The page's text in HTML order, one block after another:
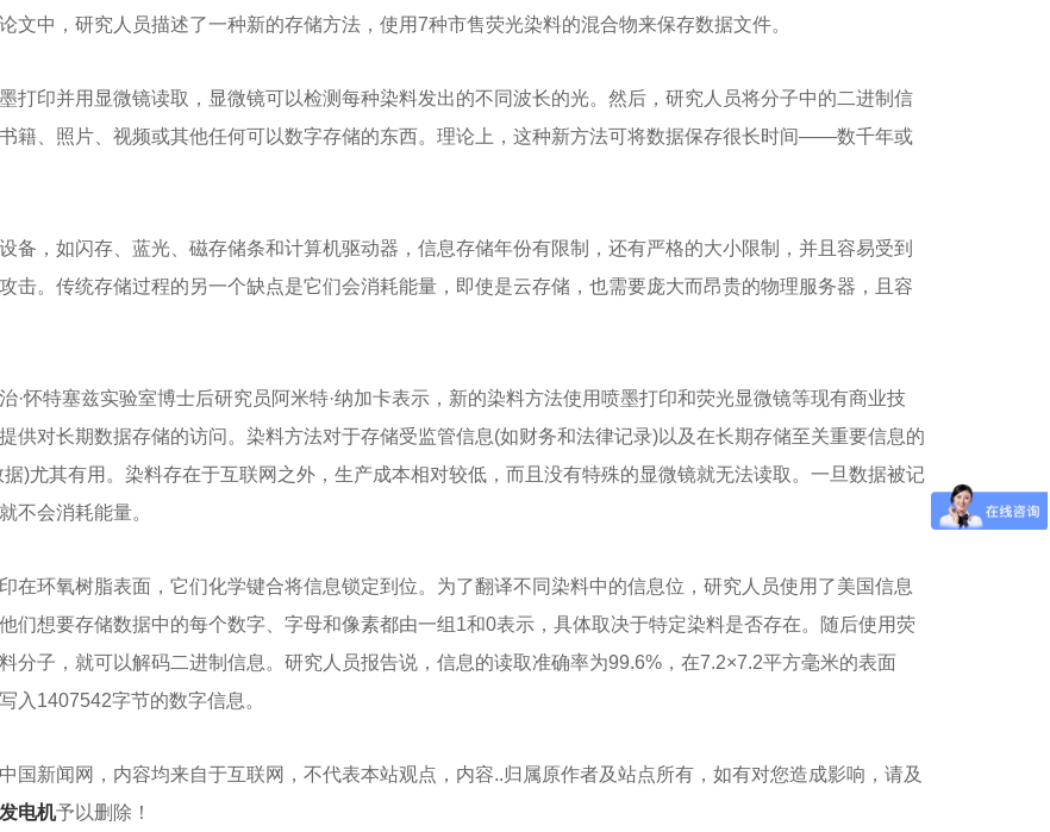
油发电机组
文中，研究人员描述了一种新的存储方法，使用7种市售荧光染料的混合物来保存数据文件。
打印并用显微镜读取，显微镜可以检测每种染料发出的不同波长的光。然后，研究人员将分子中的二进制信
籍、照片、视频或其他任何可以数字存储的东西。理论上，这种新方法可将数据保存很长时间——数千年或
备，如闪存、蓝光、磁存储条和计算机驱动器，信息存储年份有限制，还有严格的大小限制，并且容易受到
击。传统存储过程的另一个缺点是它们会消耗能量，即使是云存储，也需要庞大而昂贵的物理服务器，且容
·怀特塞兹实验室博士后研究员阿米特·纳加卡表示，新的染料方法使用喷墨打印和荧光显微镜等现有商业技
供对长期数据存储的访问。染料方法对于存储受监管信息(如财务和法律记录)以及在长期存储至关重要信息的
)尤其有用。染料存在于互联网之外，生产成本相对较低，而且没有特殊的显微镜就无法读取。一旦数据被记
不会消耗能量。
在环氧树脂表面，它们化学键合将信息锁定到位。为了翻译不同染料中的信息位，研究人员使用了美国信息
们想要存储数据中的每个数字、字母和像素都由一组1和0表示，具体取决于特定染料是否存在。随后使用荧
分子，就可以解码二进制信息。研究人员报告说，信息的读取准确率为99.6%，在7.2×7.2平方毫米的表面
入1407542字节的数字信息。
国新闻网，内容均来自于互联网，不代表本站观点，内容..归属原作者及站点所有，如有对您造成影响，请及
电机予以删除！